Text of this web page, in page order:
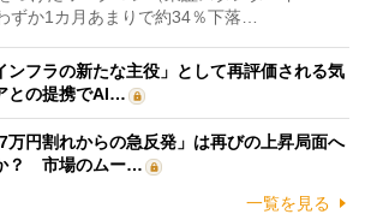
ずか1カ月あまりで約34％下落…
ンフラの新たな主役」として再評価される気
との提携でAI…
万円割れからの急反発」は再びの上昇局面へ
？ 市場のムー…
一覧を見る